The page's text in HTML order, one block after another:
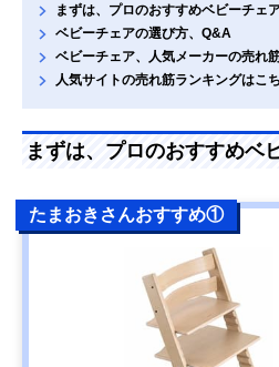
まずは、プロのおすすめベビーチェ
ベビーチェアの選び方、Q&A
ベビーチェア、人気メーカーの売れ
人気サイトの売れ筋ランキングはこ
まずは、プロのおすすめベ
たまおきさんおすすめ①